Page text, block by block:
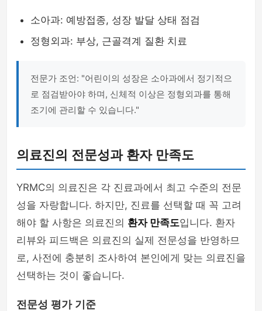
소아과: 예방접종, 성장 발달 상태 점검
정형외과: 부상, 근골격계 질환 치료
전문가 조언: "어린이의 성장은 소아과에서 정기적으
로 점검받아야 하며, 신체적 이상은 정형외과를 통해
조기에 관리할 수 있습니다."
의료진의 전문성과 환자 만족도
YRMC의 의료진은 각 진료과에서 최고 수준의 전문
성을 자랑합니다. 하지만, 진료를 선택할 때 꼭 고려
해야 할 사항은 의료진의 환자 만족도입니다. 환자
리뷰와 피드백은 의료진의 실제 전문성을 반영하므
로, 사전에 충분히 조사하여 본인에게 맞는 의료진을
선택하는 것이 좋습니다.
전문성 평가 기준